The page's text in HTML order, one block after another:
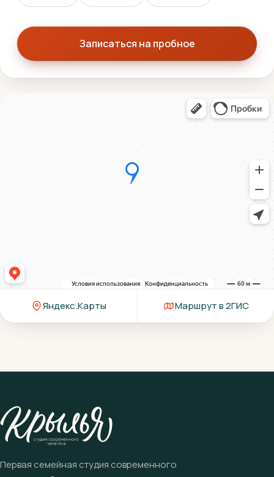
Записаться на пробное
Яндекс.Карты Маршрут в 2ГИС
Первая семейная студия современного